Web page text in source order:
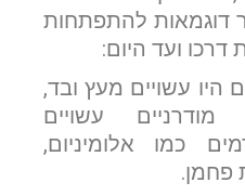
דוגמאות להתפתחות
ועד היום:
היו עשויים מעץ ובד,
עשויים
כמו אלומיניום,
פחמן.